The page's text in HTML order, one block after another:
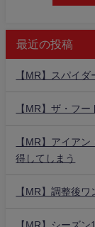
最近の投稿
【MR】スパイ
【MR】ザ・フ
【MR】アイア
得してしまう
【MR】調整後
【MR】シーズ